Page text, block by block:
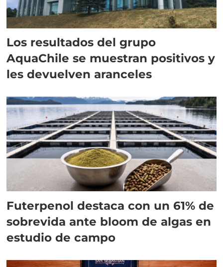
Los resultados del grupo
AquaChile se muestran positivos y
les devuelven aranceles
Futerpenol destaca con un 61% de
sobrevida ante bloom de algas en
estudio de campo